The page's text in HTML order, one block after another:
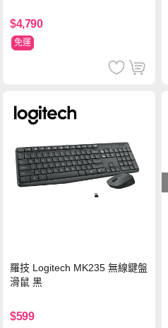
$4,790
免運
羅技 Logitech MK235 無線鍵盤
滑鼠 黑
$599